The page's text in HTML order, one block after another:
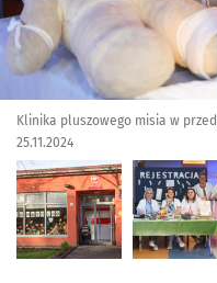
Klinika pluszowego misia w
25.11.2024